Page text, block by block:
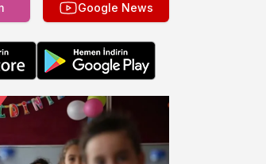
Google News